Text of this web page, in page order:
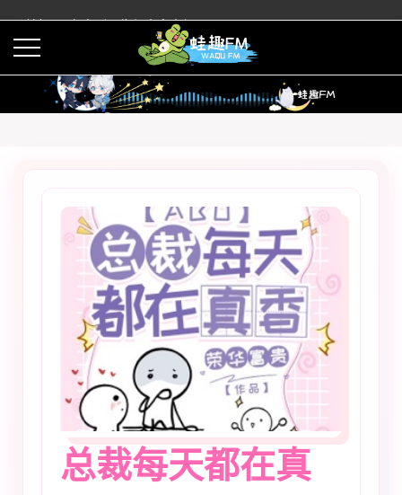
蛙趣FM有声剧预告与内容介绍
总裁每天都在真